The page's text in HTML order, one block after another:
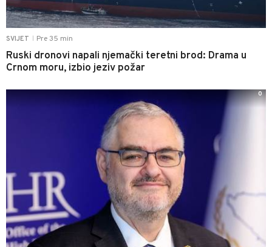
SVIJET Pre 35 min
Ruski dronovi napali njemački teretni brod: Drama u
Crnom moru, izbio jeziv požar
0